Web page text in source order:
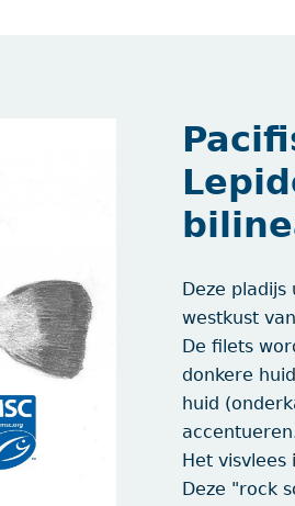
Deze
westkust
De filets
donkere
huid
Het visvlees
Deze "rock